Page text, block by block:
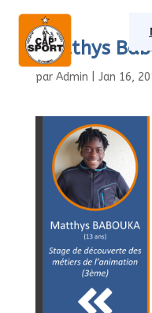
Matthys
par Admin Jan 16,